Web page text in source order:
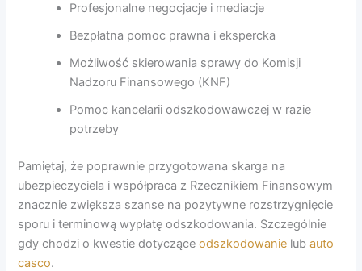
Profesjonalne negocjacje i mediacje
Bezpłatna pomoc prawna i ekspercka
Możliwość skierowania sprawy do Komisji
Nadzoru Finansowego (KNF)
Pomoc kancelarii odszkodowawczej w razie
potrzeby
Pamiętaj, że poprawnie przygotowana skarga na
ubezpieczyciela i współpraca z Rzecznikiem Finansowym
znacznie zwiększa szanse na pozytywne rozstrzygnięcie
sporu i terminową wypłatę odszkodowania. Szczególnie
gdy chodzi o kwestie dotycząceodszkodowanie lubauto
casco.